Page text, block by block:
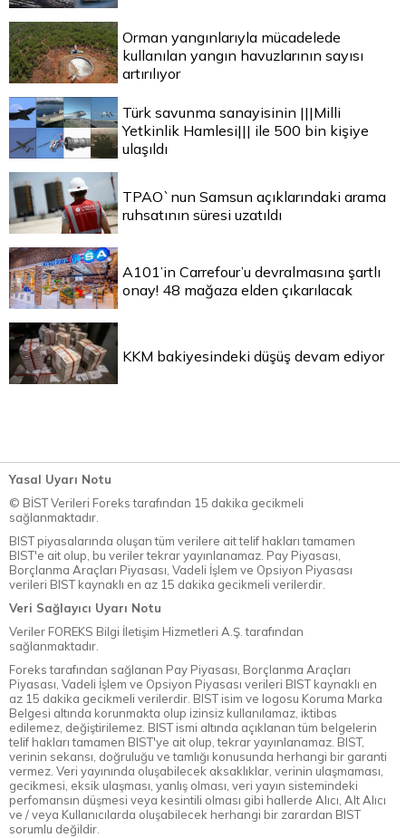
Orman yangınlarıyla mücadelede
kullanılan yangın havuzlarının sayısı
artırılıyor
Türk savunma sanayisinin |||Milli
Yetkinlik Hamlesi||| ile 500 bin kişiye
ulaşıldı
TPAO`nun Samsun açıklarındaki arama
ruhsatının süresi uzatıldı
A101’in Carrefour’u devralmasına şartlı
onay! 48 mağaza elden çıkarılacak
KKM bakiyesindeki düşüş devam ediyor
Yasal Uyarı Notu
© BİST Verileri Foreks tarafından 15 dakika gecikmeli
sağlanmaktadır.
BIST piyasalarında oluşan tüm verilere ait telif hakları tamamen
BIST'e ait olup, bu veriler tekrar yayınlanamaz. Pay Piyasası,
Borçlanma Araçları Piyasası, Vadeli İşlem ve Opsiyon Piyasası
verileri BIST kaynaklı en az 15 dakika gecikmeli verilerdir.
Veri Sağlayıcı Uyarı Notu
Veriler FOREKS Bilgi İletişim Hizmetleri A.Ş. tarafından
sağlanmaktadır.
Foreks tarafından sağlanan Pay Piyasası, Borçlanma Araçları
Piyasası, Vadeli İşlem ve Opsiyon Piyasası verileri BIST kaynaklı en
az 15 dakika gecikmeli verilerdir. BIST isim ve logosu Koruma Marka
Belgesi altında korunmakta olup izinsiz kullanılamaz, iktibas
edilemez, değiştirilemez. BIST ismi altında açıklanan tüm belgelerin
telif hakları tamamen BIST'ye ait olup, tekrar yayınlanamaz. BIST,
verinin sekansı, doğruluğu ve tamlığı konusunda herhangi bir garanti
vermez. Veri yayınında oluşabilecek aksaklıklar, verinin ulaşmaması,
gecikmesi, eksik ulaşması, yanlış olması, veri yayın sistemindeki
perfomansın düşmesi veya kesintili olması gibi hallerde Alıcı, Alt Alıcı
ve / veya Kullanıcılarda oluşabilecek herhangi bir zarardan BIST
sorumlu değildir.